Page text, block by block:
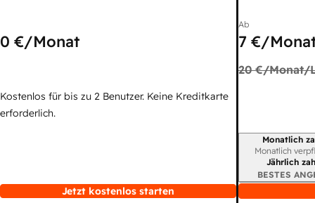
0 €/Monat
Kostenlos für bis zu 2 Benutzer. Keine Kreditkarte
erforderlich.
Jetzt kostenlos starten
Ab
7 €/
20 €/Monat/
Monatlich
Monatlich
Jährlich
BESTES